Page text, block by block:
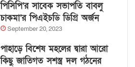
পিসিপি’র সাবেক সভাপতি বাবলু
চাকমা’র পিএইচডি ডিগ্রি অর্জন
September 20, 2023
পাহাড়ে বিশেষ মহলের দ্বারা আরো
কিছু জাতিগত সশস্ত্র দল গঠনের